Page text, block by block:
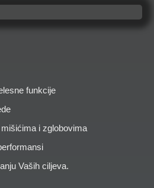
funkcije
i zglobovima
Vaših ciljeva.